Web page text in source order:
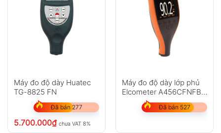
Máy đo độ dày Huatec
TG-8825 FN
Đã bán 277
5.700.000₫ chưa VAT 8%
Máy đo độ dày lớp phủ
Elcometer A456CFNFBS
(Chưa bao gồm đầu dò)
Đã bán 527